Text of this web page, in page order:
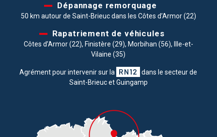
Dépannage remorquage
50 km autour de Saint-Brieuc dans les Côtes d’Armor (22)
Rapatriement de véhicules
Côtes d’Armor (22), Finistère (29), Morbihan (56), Ille-et-
Vilaine (35)
Agrément pour intervenir sur la RN12
dans le secteur de
Saint-Brieuc et Guingamp